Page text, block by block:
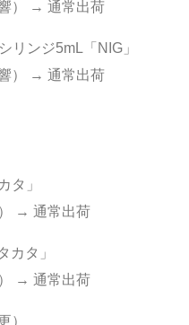
） → 通常出荷
リンジ5mL「NIG」
） → 通常出荷
タ」
→ 通常出荷
カタ」
→ 通常出荷
）